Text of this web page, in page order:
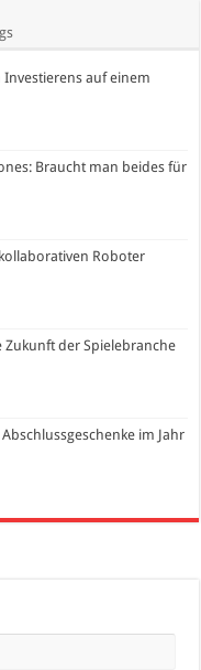
Investierens auf einem
Braucht man beides für
Roboter
Zukunft der Spielebranche
im Jahr